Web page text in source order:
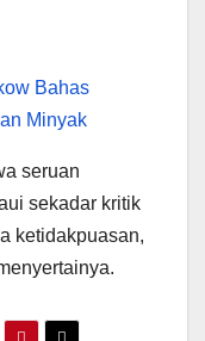
Bahas
Minyak
seruan
sekadar kritik
ketidakpuasan,